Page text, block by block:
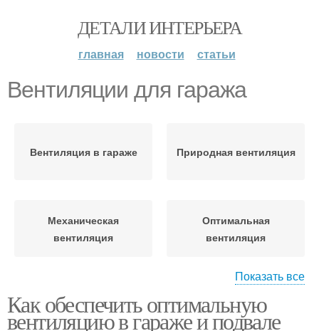
ДЕТАЛИ ИНТЕРЬЕРА
главная новости статьи
Вентиляции для гаража
Вентиляция в гараже Природная вентиляция
Механическая
вентиляция
Оптимальная
вентиляция
Вентиляции в гараже Системы в гараже
Показать все
Как обеспечить оптимальную
вентиляцию в гараже и подвале